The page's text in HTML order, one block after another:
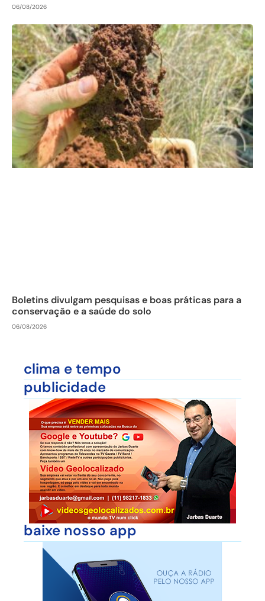
06/08/2026
Boletins divulgam pesquisas e boas práticas para a
conservação e a saúde do solo
06/08/2026
clima e tempo
publicidade
baixe nosso app